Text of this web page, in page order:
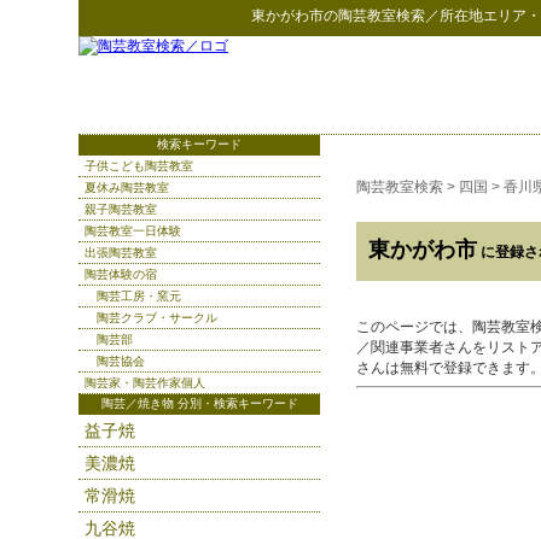
東かがわ市の陶芸教室検索／所在地エリア
陶芸教室検索 > 四国 > 香川
東かがわ市 に登録
このページでは、陶芸教室
／関連事業者さんをリスト
さんは無料で登録できます
検索キーワード
子供こども陶芸教室
夏休み陶芸教室
親子陶芸教室
陶芸教室一日体験
出張陶芸教室
陶芸体験の宿
陶芸工房・窯元
陶芸クラブ・サークル
陶芸部
陶芸協会
陶芸家・陶芸作家個人
陶芸／焼き物 分別・検索キーワード
益子焼
美濃焼
常滑焼
九谷焼